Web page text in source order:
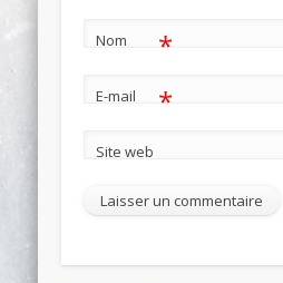
Nom *
E-mail *
Site web